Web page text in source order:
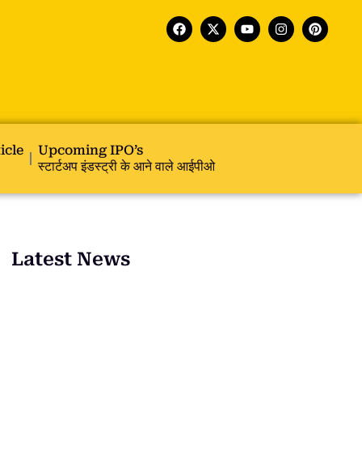
Upcoming IPO’s
स्टार्टअप इंडस्ट्री के आने वाले आईपीओ
Latest News